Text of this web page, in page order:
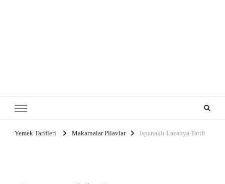
Yemek Tarifleri Makarnalar Pilavlar Ispanaklı Lazanya Tarifi